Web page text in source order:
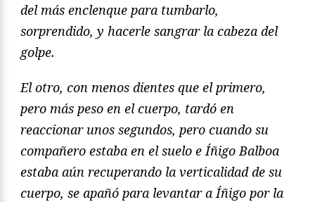
del más enclenque para tumbarlo,
sorprendido, y hacerle sangrar la cabeza del
golpe.
El otro, con menos dientes que el primero,
pero más peso en el cuerpo, tardó en
reaccionar unos segundos, pero cuando su
compañero estaba en el suelo e Íñigo Balboa
estaba aún recuperando la verticalidad de su
cuerpo, se apañó para levantar a Íñigo por la